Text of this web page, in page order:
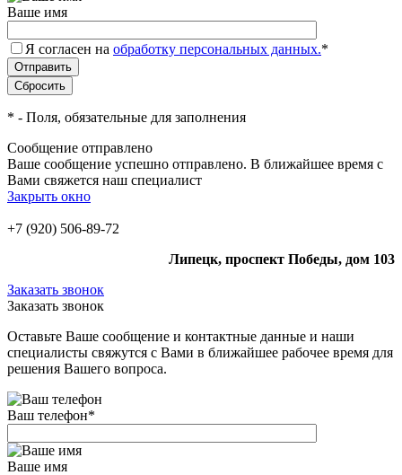
Ваше имя
Я согласен на обработку персональных данных.*
* - Поля, обязательные для заполнения
Сообщение отправлено
Ваше сообщение успешно отправлено. В ближайшее время с
Вами свяжется наш специалист
Закрыть окно
+7 (920) 506-89-72
Липецк, проспект Победы, дом 103
Заказать звонок
Заказать звонок
Оставьте Ваше сообщение и контактные данные и наши
специалисты свяжутся с Вами в ближайшее рабочее время для
решения Вашего вопроса.
Ваш телефон*
Ваше имя